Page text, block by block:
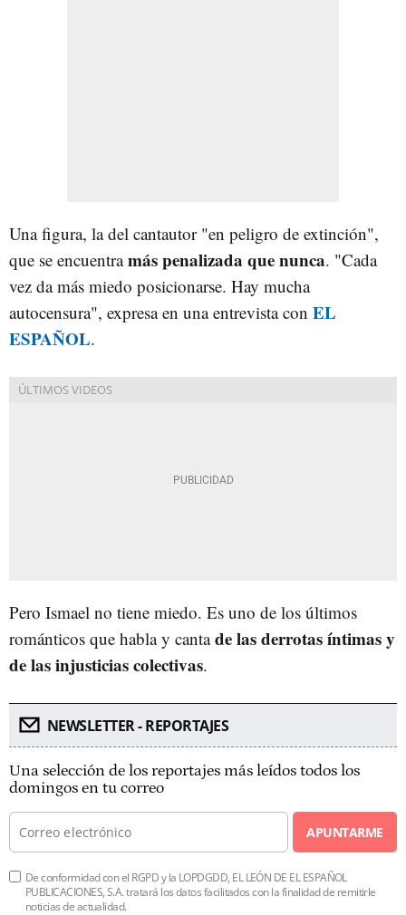
Una figura, la del cantautor "en peligro de extinción",
que se encuentramás penalizada que nunca. "Cada
vez da más miedo posicionarse. Hay mucha
autocensura", expresa en una entrevista con EL
ESPAÑOL.
Pero Ismael no tiene miedo. Es uno de los últimos
románticos que habla y cantade las derrotas íntimas y
de las injusticias colectivas.
NEWSLETTER - REPORTAJES
Una selección de los reportajes más leídos todos los
domingos en tu correo
APUNTARME
De conformidad con el RGPD y la LOPDGDD, EL LEÓN DE EL ESPAÑOL
PUBLICACIONES, S.A. tratará los datos facilitados con la finalidad de remitirle
noticias de actualidad.